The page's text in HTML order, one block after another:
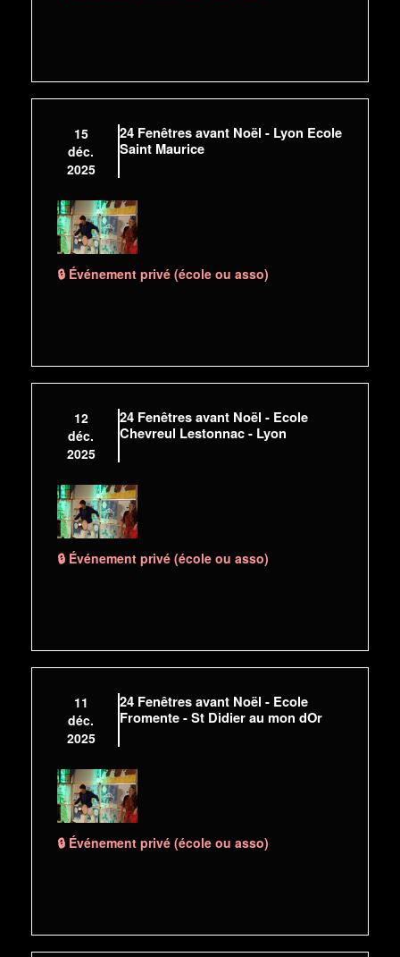
15
déc.
2025
24 Fenêtres avant Noël - Lyon Ecole
Saint Maurice
🔒 Événement privé (école ou asso)
12
déc.
2025
24 Fenêtres avant Noël - Ecole
Chevreul Lestonnac - Lyon
🔒 Événement privé (école ou asso)
11
déc.
2025
24 Fenêtres avant Noël - Ecole
Fromente - St Didier au mon dOr
🔒 Événement privé (école ou asso)